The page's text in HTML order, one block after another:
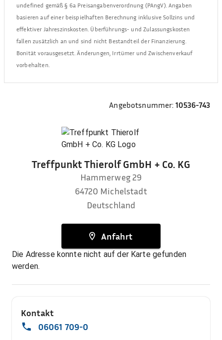
undefined gemäß § 6a Preisangabenverordnung (PAngV). Angaben
basieren auf einer beispielhaften Berechnung inklusive Sollzins und
effektiver Jahreszinskosten. Überführungs- und Zulassungskosten
fallen zusätzlich an und sind nicht Bestandteil der Finanzierung.
Bonität vorausgesetzt. Änderungen, Irrtümer und Zwischenverkauf
vorbehalten.
Angebotsnummer: 10536-743
Treffpunkt Thierolf GmbH + Co. KG
Hammerweg 29
64720 Michelstadt
Deutschland
Anfahrt
Die Adresse konnte nicht auf der Karte gefunden
werden.
Kontakt
06061 709-0